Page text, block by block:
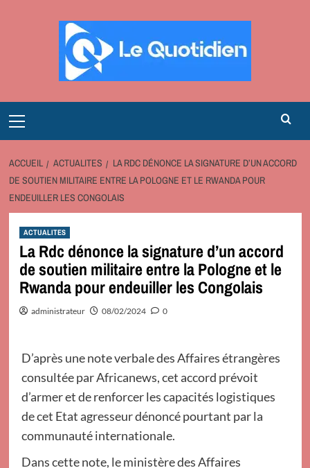
Menu
ACCUEIL ACTUALITES
LA RDC DÉNONCE LA SIGNATURE D’UN ACCORD
DE SOUTIEN MILITAIRE ENTRE LA POLOGNE ET LE RWANDA POUR
ENDEUILLER LES CONGOLAIS
ACTUALITES
La Rdc dénonce la signature d’un accord
de soutien militaire entre la Pologne et le
Rwanda pour endeuiller les Congolais
administrateur 08/02/2024 0
D’après une note verbale des Affaires étrangères
consultée par Africanews, cet accord prévoit
d’armer et de renforcer les capacités logistiques
de cet Etat agresseur dénoncé pourtant par la
communauté internationale.
Dans cette note, le ministère des Affaires